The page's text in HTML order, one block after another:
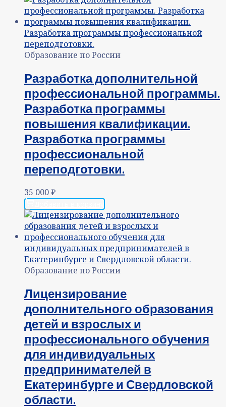
Образование по России
Разработка дополнительной
профессиональной программы.
Разработка программы
повышения квалификации.
Разработка программы
профессиональной
переподготовки.
35 000₽
Образование по России
Лицензирование
дополнительного образования
детей и взрослых и
профессионального обучения
для индивидуальных
предпринимателей в
Екатеринбурге и Свердловской
области.